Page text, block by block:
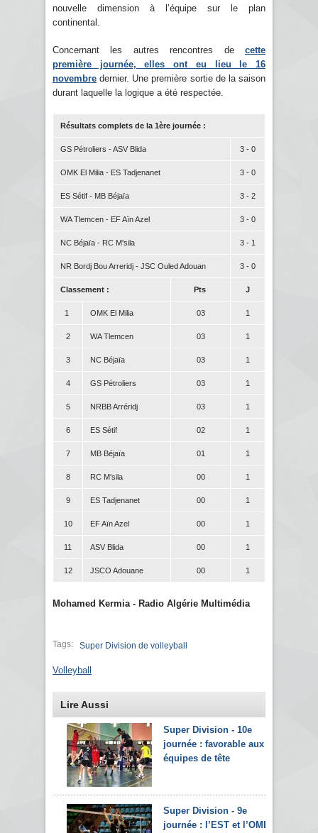
nouvelle dimension à l’équipe sur le plan
continental.
Concernant les autres rencontres de cette
première journée, elles ont eu lieu le 16
novembre dernier. Une première sortie de la saison
durant laquelle la logique a été respectée.
Résultats complets de la 1ère journée :
GS Pétroliers - ASV Blida 3 - 0
OMK El Milia - ES Tadjenanet 3 - 0
ES Sétif - MB Béjaïa 3 - 2
WA Tlemcen - EF Aïn Azel 3 - 0
NC Béjaïa - RC M'sila 3 - 1
NR Bordj Bou Arreridj - JSC Ouled Adouan 3 - 0
Classement : Pts J
1 OMK El Milia 03 1
2 WA Tlemcen 03 1
3 NC Béjaïa 03 1
4 GS Pétroliers 03 1
5 NRBB Arréridj 03 1
6 ES Sétif 02 1
7 MB Béjaïa 01 1
8 RC M'sila 00 1
9 ES Tadjenanet 00 1
10 EF Aïn Azel 00 1
11 ASV Blida 00 1
12 JSCO Adouane 00 1
Mohamed Kermia - Radio Algérie Multimédia
Tags: Super Division de volleyball
Volleyball
Lire Aussi
Super Division - 10e
journée : favorable aux
équipes de tête
Super Division - 9e
journée : l’EST et l’OMK